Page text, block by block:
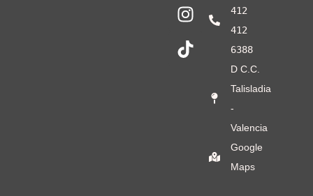
412
412
6388
D C.C.
Talisladia
-
Valencia
Google
Maps